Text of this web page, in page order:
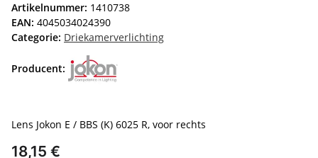
Artikelnummer: 1410738
EAN: 4045034024390
Categorie: Driekamerverlichting
Producent:
Lens Jokon E / BBS (K) 6025 R, voor rechts
18,15 €